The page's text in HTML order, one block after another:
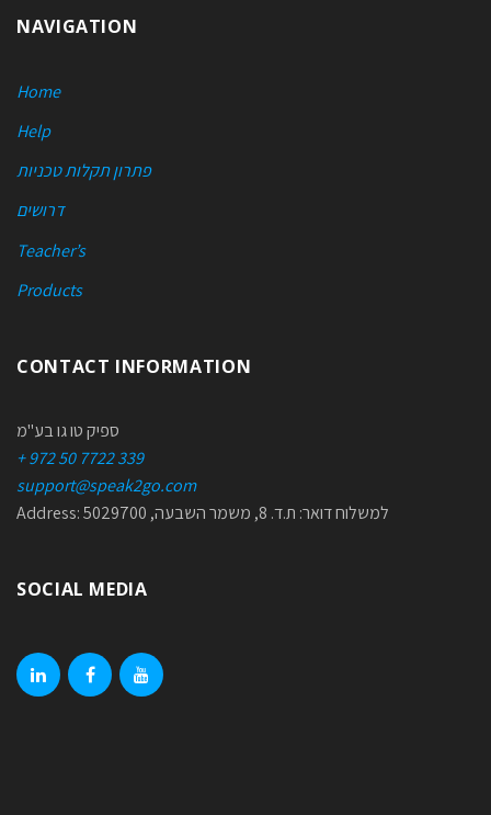
NAVIGATION
Home
Help
פתרון תקלות טכניות
דרושים
Teacher’s
Products
CONTACT INFORMATION
ספיק טו גו בע"מ
+ 972 50 7722 339
support@speak2go.com
Address: למשלוח דואר: ת.ד. 8, משמר השבעה, 5029700
SOCIAL MEDIA